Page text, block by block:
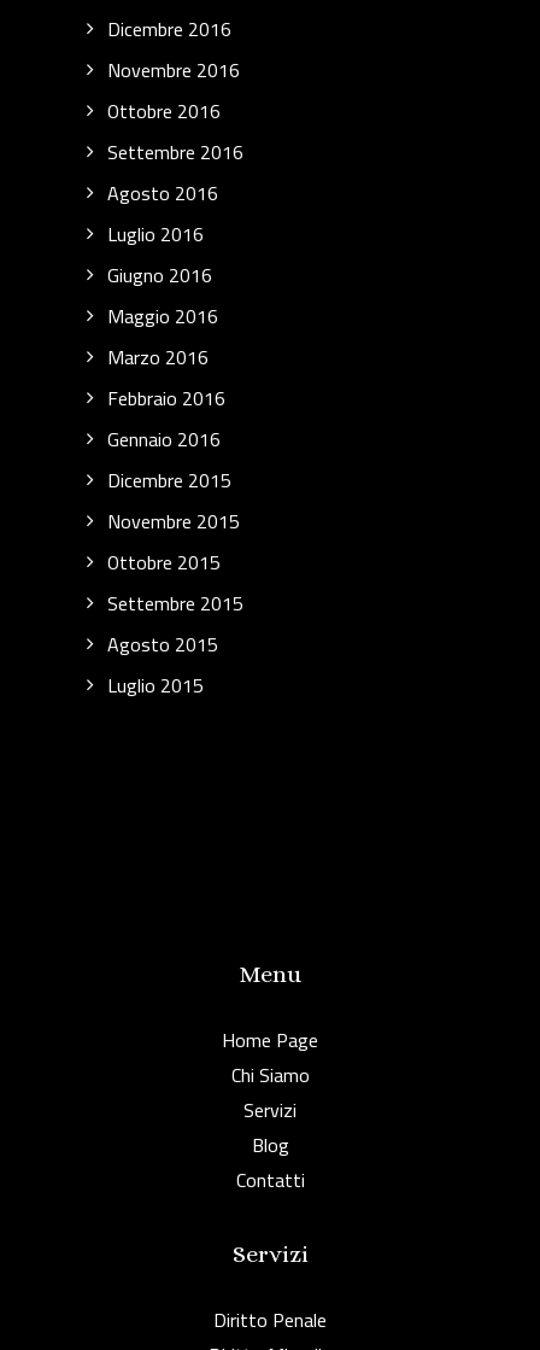
Dicembre 2016
Novembre 2016
Ottobre 2016
Settembre 2016
Agosto 2016
Luglio 2016
Giugno 2016
Maggio 2016
Marzo 2016
Febbraio 2016
Gennaio 2016
Dicembre 2015
Novembre 2015
Ottobre 2015
Settembre 2015
Agosto 2015
Luglio 2015
Menu
Home Page
Chi Siamo
Servizi
Blog
Contatti
Servizi
Diritto Penale